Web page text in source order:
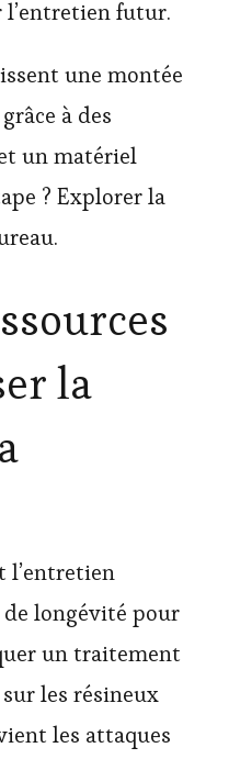
futur.
une montée
à des
un matériel
? Explorer la
la
l’entretien
longévité pour
un traitement
les résineux
les attaques